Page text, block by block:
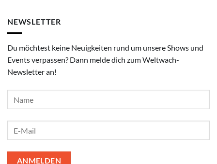
NEWSLETTER
Du möchtest keine Neuigkeiten rund um unsere Shows und
Events verpassen? Dann melde dich zum Weltwach-
Newsletter an!